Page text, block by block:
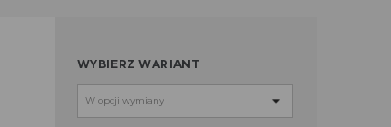
WYBIERZ WARIANT